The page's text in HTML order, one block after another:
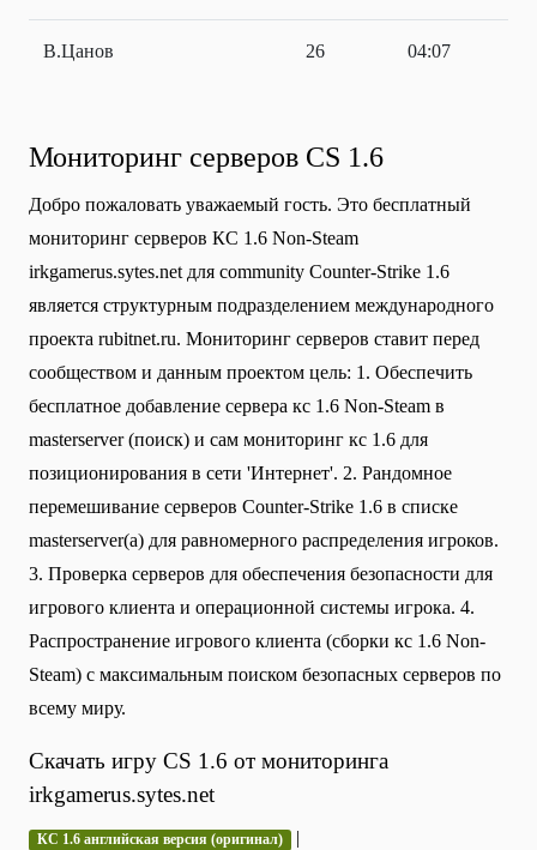
В.Цанов 26 04:07
Мониторинг серверов CS 1.6
Добро пожаловать уважаемый гость. Это бесплатный
мониторинг серверов КС 1.6 Non-Steam
irkgamerus.sytes.net для community Сounter-Strike 1.6
является структурным подразделением международного
проекта rubitnet.ru. Мониторинг серверов ставит перед
сообществом и данным проектом цель: 1. Обеспечить
бесплатное добавление сервера кс 1.6 Non-Steam в
masterserver (поиск) и сам мониторинг кс 1.6 для
позиционирования в сети 'Интернет'. 2. Рандомное
перемешивание серверов Counter-Strike 1.6 в списке
masterserver(а) для равномерного распределения игроков.
3. Проверка серверов для обеспечения безопасности для
игрового клиента и операционной системы игрока. 4.
Распространение игрового клиента (сборки кс 1.6 Non-
Steam) с максимальным поиском безопасных серверов по
всему миру.
Скачать игру CS 1.6 от мониторинга
irkgamerus.sytes.net
КС 1.6 английская версия (оригинал) |